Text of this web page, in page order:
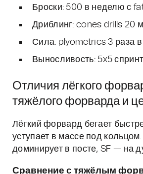
Броски: 500 в неделю с
Дриблинг: cones drills 20
Сила: plyometrics 3 раза
Выносливость: 5x5
Отличия лёгкого
тяжёлого форварда и
Лёгкий форвард бегает
уступает в массе под
доминирует в посте, SF — на
Сравнение с тяжёлым